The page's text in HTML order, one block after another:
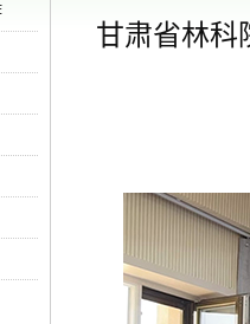
甘肃省林科